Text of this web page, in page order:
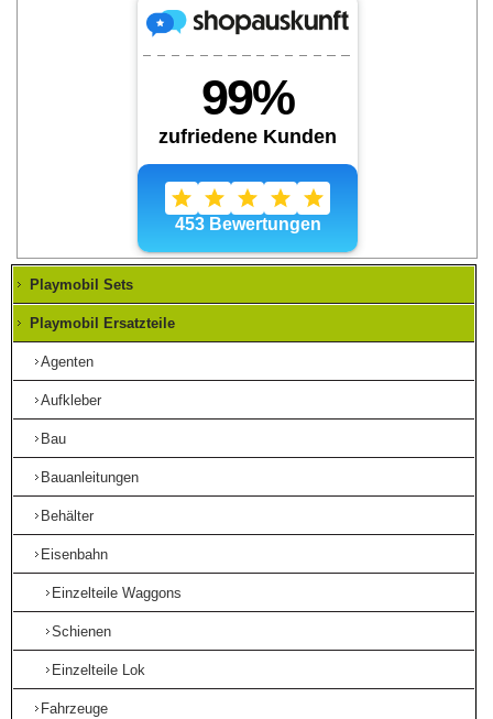
Playmobil Sets
Playmobil Ersatzteile
Agenten
Aufkleber
Bau
Bauanleitungen
Behälter
Eisenbahn
Einzelteile Waggons
Schienen
Einzelteile Lok
Fahrzeuge